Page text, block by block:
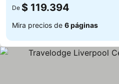
De $ 119.394
Mira precios de 6 páginas